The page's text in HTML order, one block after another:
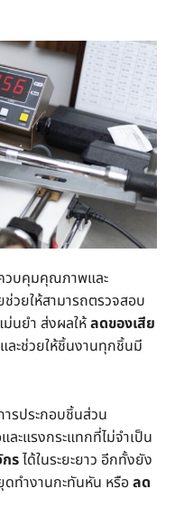
วบคุมคุณภาพและ
วยให้สามารถตรวจสอบ
นยำ ส่งผลให้ลดของเสีย
ะช่วยให้ชิ้นงานทุกชิ้นมี
รประกอบชิ้นส่วน
ะแรงกระแทกที่ไม่จำเป็น
รได้ในระยะยาว อีกทั้งยัง
ทำงานกะทันหัน หรือลด